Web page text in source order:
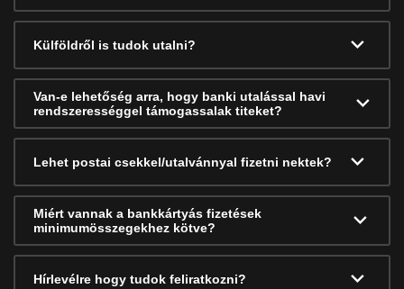
Külföldről is tudok utalni?
Van-e lehetőség arra, hogy banki utalással havi
rendszerességgel támogassalak titeket?
Lehet postai csekkel/utalvánnyal fizetni nektek?
Miért vannak a bankkártyás fizetések
minimumösszegekhez kötve?
Hírlevélre hogy tudok feliratkozni?